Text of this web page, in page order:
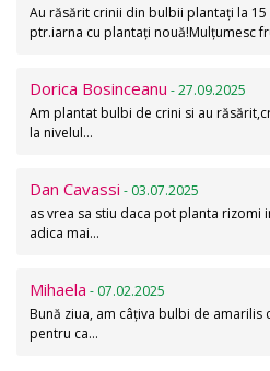
Au răsărit crinii din bulbii plantați la
ptr.iarna cu plantați nouă!Mulțumesc
Dorica Bosinceanu - 27.09.2025
Am plantat bulbi de crini si au
la nivelul…
Dan Cavassi - 03.07.2025
as vrea sa stiu daca pot planta rizomi
adica mai…
Mihaela - 07.02.2025
Bună ziua, am câțiva bulbi de
pentru ca…